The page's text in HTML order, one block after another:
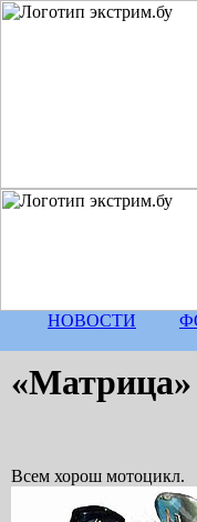
НОВОСТИ
Всем хорош мотоцикл.